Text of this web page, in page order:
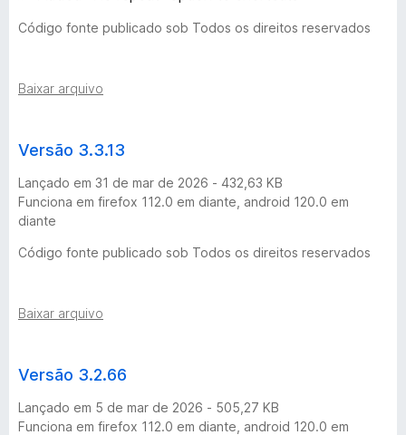
b
l
S
p
d
:
C
Código fonte publicado sob Todos os direitos reservados
Baixar arquivo
Versão 3.3.13
Lançado em 31 de mar de 2026 - 432,63 KB
Funciona em firefox 112.0 em diante, android 120.0 em
diante
Código fonte publicado sob Todos os direitos reservados
Baixar arquivo
Versão 3.2.66
Lançado em 5 de mar de 2026 - 505,27 KB
Funciona em firefox 112.0 em diante, android 120.0 em